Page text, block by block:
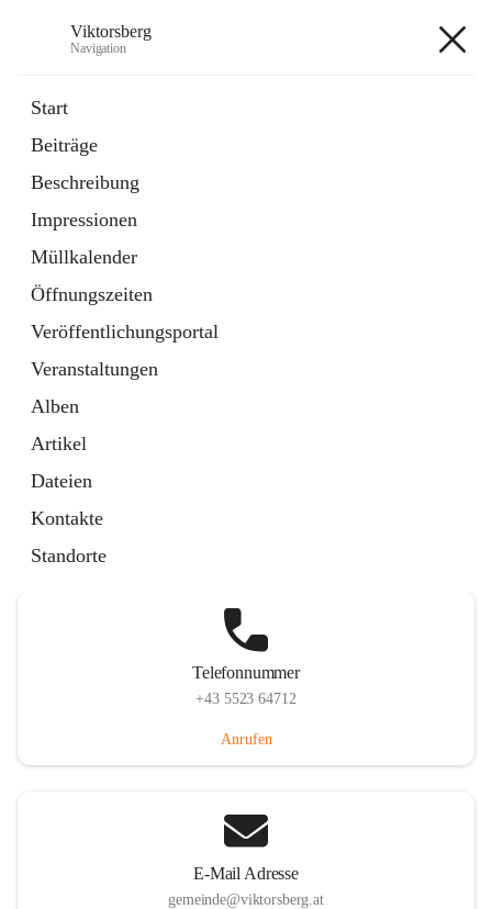
Viktorsberg
Navigation
Start
Beiträge
Beschreibung
Impressionen
Müllkalender
Öffnungszeiten
Veröffentlichungsportal
Veranstaltungen
Alben
Artikel
Dateien
Kontakte
Standorte
1 Schnellzugriff
Bürgerservice
10 Schnellzugriffe
Telefonnummer
+43 5523 64712
Anrufen
E-Mail Adresse
gemeinde@viktorsberg.at